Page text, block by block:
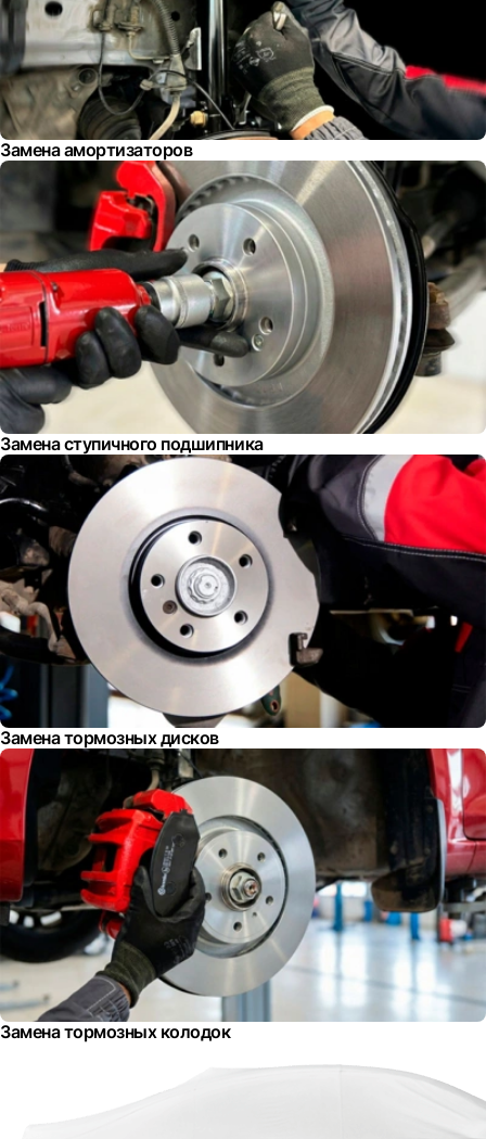
Замена амортизаторов
Замена ступичного подшипника
Замена тормозных дисков
Замена тормозных колодок